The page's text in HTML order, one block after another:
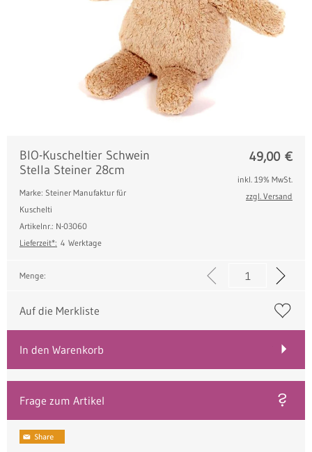
49,00€
BIO-Kuscheltier Schwein
Stella Steiner 28cm
Marke: Steiner Manufaktur für
Kuschelti
Artikelnr.: N-03060
Lieferzeit*: 4 Werktage
inkl. 19% MwSt.
zzgl. Versand
Menge:
Auf die Merkliste
In den Warenkorb
Frage zum Artikel